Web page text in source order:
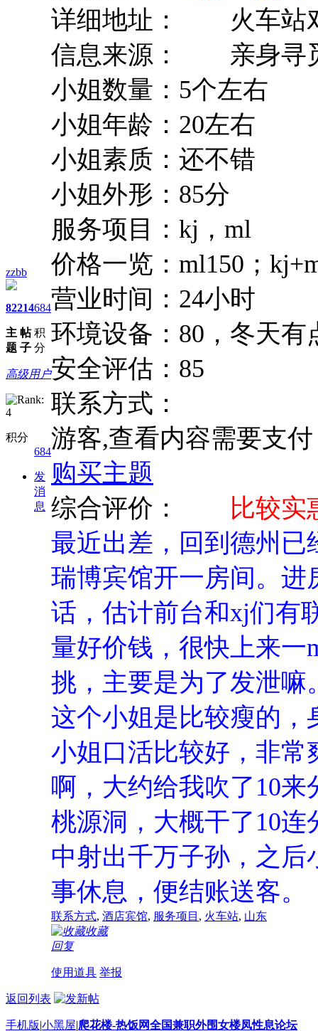
zzbb
82
主
题
214
帖
子
684
积
分
高级用户
积分
684
发
消
息
详细地址： 火车站
信息来源： 亲身寻
小姐数量：5个左右
小姐年龄：20左右
小姐素质：还不错
小姐外形：85分
服务项目：kj，ml
价格一览：ml150；
营业时间：24小时
环境设备：80，冬天有
安全评估：85
联系方式：
游客,查看内容需要支
购买主题
综合评价：
比较实
最近出差，回到德州已
瑞博宾馆开一房间。进
话，估计前台和xj们有
量好价钱，很快上来一
挑，主要是为了发泄嘛
这个小姐是比较瘦的，
小姐口活比较好，非常
啊，大约给我吹了10
桃源洞，大概干了10
中射出千万子孙，之
事休息，便结账送客。
联系方式, 酒店宾馆, 服务项目 , 火车站, 山东
收藏
回复
使用道具 举报
返回列表
手机版|小黑屋|爬花楼-热饭网全国兼职外围女楼凤性息论坛